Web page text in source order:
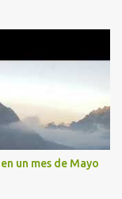
un mes de Mayo